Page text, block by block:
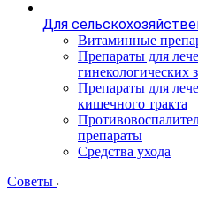
Для
Витаминные
Препараты для
гинекологических
Препараты для
кишечного тракта
препараты
Средства ухода
Советы